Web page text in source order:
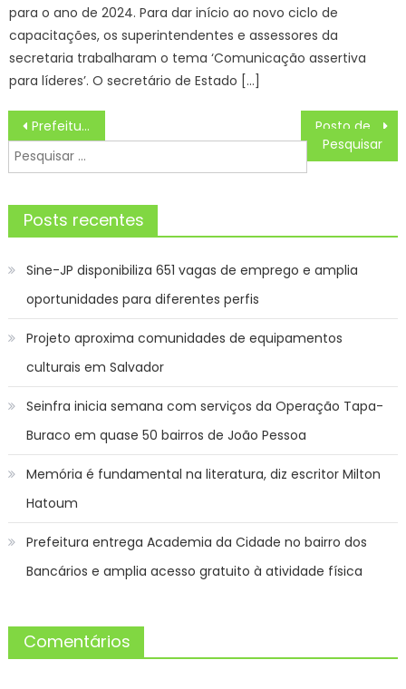
para o ano de 2024. Para dar início ao novo ciclo de
capacitações, os superintendentes e assessores da
secretaria trabalharam o tema ‘Comunicação assertiva
para líderes’. O secretário de Estado […]
Navegação
de
Post
Prefeitura abre mais de 5 mil vagas em cursos e oficinas nas Naves do Conhecimento – Prefeitura da Cidade do Rio de Janeiro
Pesquisar
por:
Posts recentes
Sine-JP disponibiliza 651 vagas de emprego e amplia
oportunidades para diferentes perfis
Projeto aproxima comunidades de equipamentos
culturais em Salvador
Seinfra inicia semana com serviços da Operação Tapa-
Buraco em quase 50 bairros de João Pessoa
Memória é fundamental na literatura, diz escritor Milton
Hatoum
Prefeitura entrega Academia da Cidade no bairro dos
Bancários e amplia acesso gratuito à atividade física
Comentários